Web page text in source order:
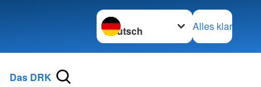
Sprache wechseln zu
Alles klar
Das DRK